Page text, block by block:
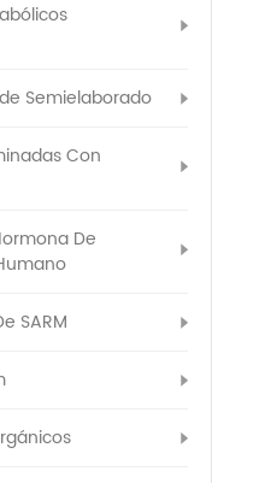
Semielaborado
Con
De
SARM